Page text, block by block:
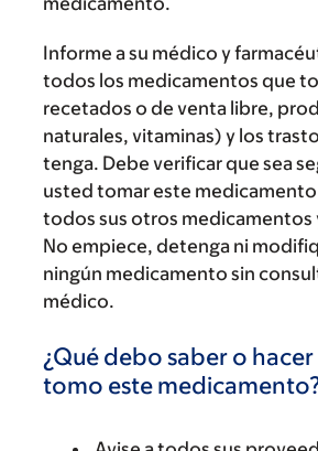
Informe a su médico y
todos los medicamentos que
recetados o de venta libre,
naturales, vitaminas) y los
tenga. Debe verificar que sea
usted tomar este
todos sus otros medicamentos
No empiece, detenga ni
ningún medicamento sin
médico.
¿Qué debo saber o
tomo este